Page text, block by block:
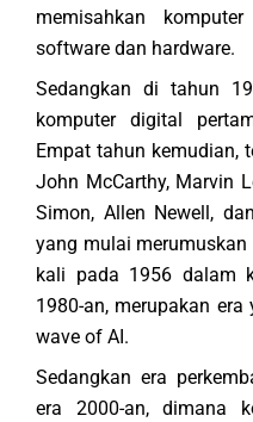
memisahkan
software dan hardware.
Sedangkan di tahun
komputer digital
Empat tahun kemudian,
John McCarthy, Marvin
Simon, Allen Newell,
yang mulai
kali pada 1956 dalam
1980-an, merupakan
wave of AI.
Sedangkan era
era 2000-an, dimana